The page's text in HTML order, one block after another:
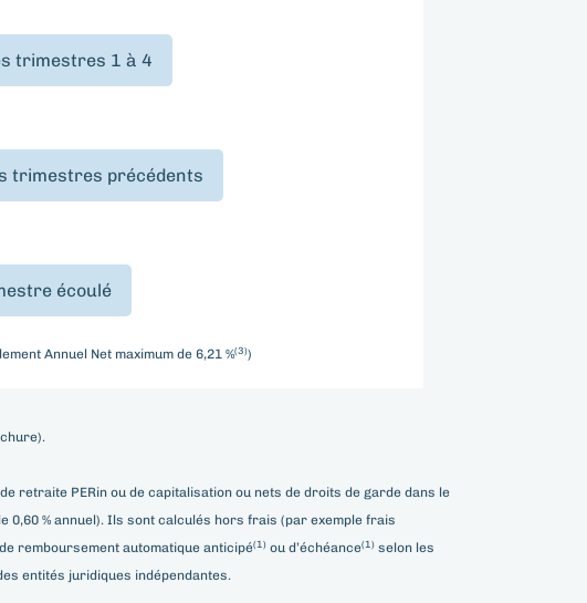
trimestres 1 à 4
trimestres précédents
écoulé
Annuel Net maximum de 6,21 %(3))
retraite PERin ou de capitalisation ou nets de droits de garde dans le
0,60 % annuel). Ils sont calculés hors frais (par exemple frais
remboursement automatique anticipé(1) ou d’échéance(1) selon les
entités juridiques indépendantes.